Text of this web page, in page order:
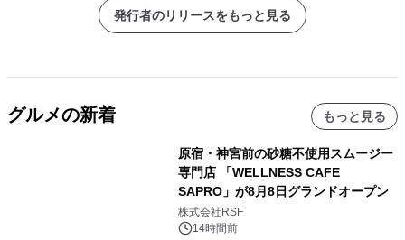
発行者のリリースをもっと見る
グルメの新着 もっと見る
原宿・神宮前の砂糖不使用スムージー
専門店 「WELLNESS CAFE
SAPRO」が8月8日グランドオープン
株式会社RSF
14時間前